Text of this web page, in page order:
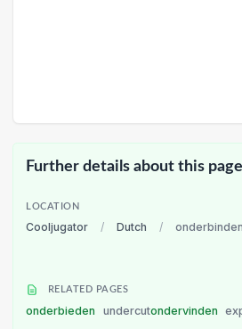
Further details about this page
LOCATION
Cooljugator / Dutch / onderbinden
RELATED PAGES
onderbieden undercutondervinden